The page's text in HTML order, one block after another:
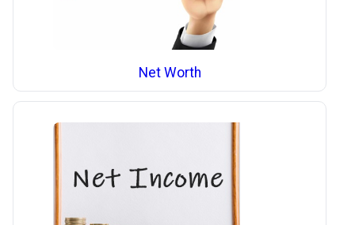
Net Worth